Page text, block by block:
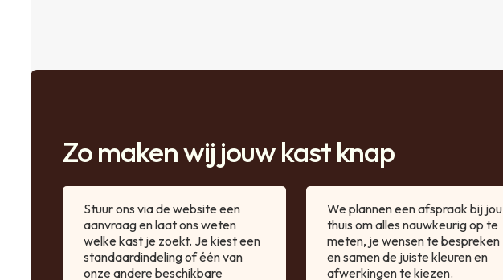
Zo maken wij jouw kast knap
Stuur ons via de website een
aanvraag en laat ons weten
welke kast je zoekt. Je kiest een
standaardindeling of één van
onze andere beschikbare
We plannen een afspraak bij jou
thuis om alles nauwkeurig op te
meten, je wensen te bespreken
en samen de juiste kleuren en
afwerkingen te kiezen.